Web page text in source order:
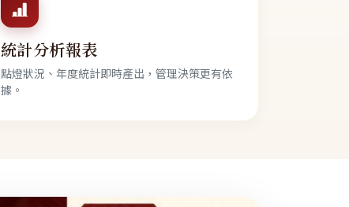
統計分析報表
點燈狀況、年度統計即時產出，管理決策更有依
據。